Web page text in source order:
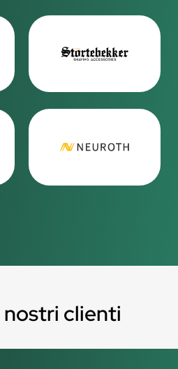
nostri clienti